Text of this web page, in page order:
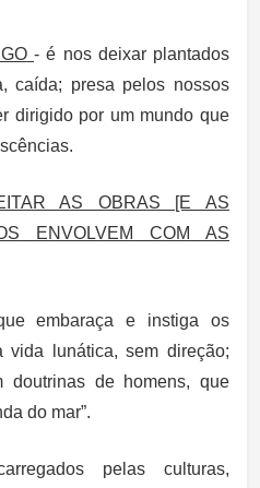
- é nos deixar plantados
caída; presa pelos nossos
dirigido por um mundo que
AS OBRAS [E AS
ENVOLVEM COM AS
embaraça e instiga os
vida lunática, sem direção;
doutrinas de homens, que
do mar”.
pelas culturas,